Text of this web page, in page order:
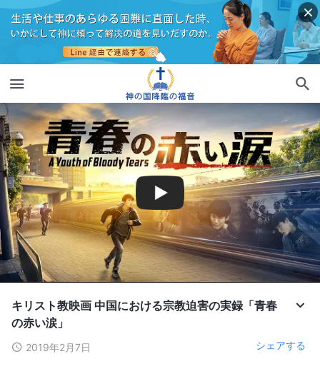
キリスト教映画 中国における宗教迫害の実録「青春
の赤い涙」
2019年2月7日 シェアする